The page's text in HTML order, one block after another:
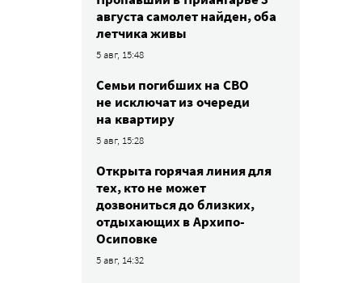
августа самолет найден, оба
летчика живы
5 авг, 15:48
Семьи погибших на СВО
не исключат из очереди
на квартиру
5 авг, 15:28
Открыта горячая линия для
тех, кто не может
дозвониться до близких,
отдыхающих в Архипо-
Осиповке
5 авг, 14:32